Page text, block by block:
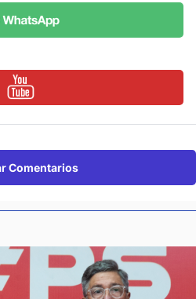
Comentarios